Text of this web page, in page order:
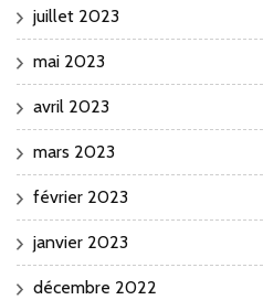
juillet 2023
mai 2023
avril 2023
mars 2023
février 2023
janvier 2023
décembre 2022